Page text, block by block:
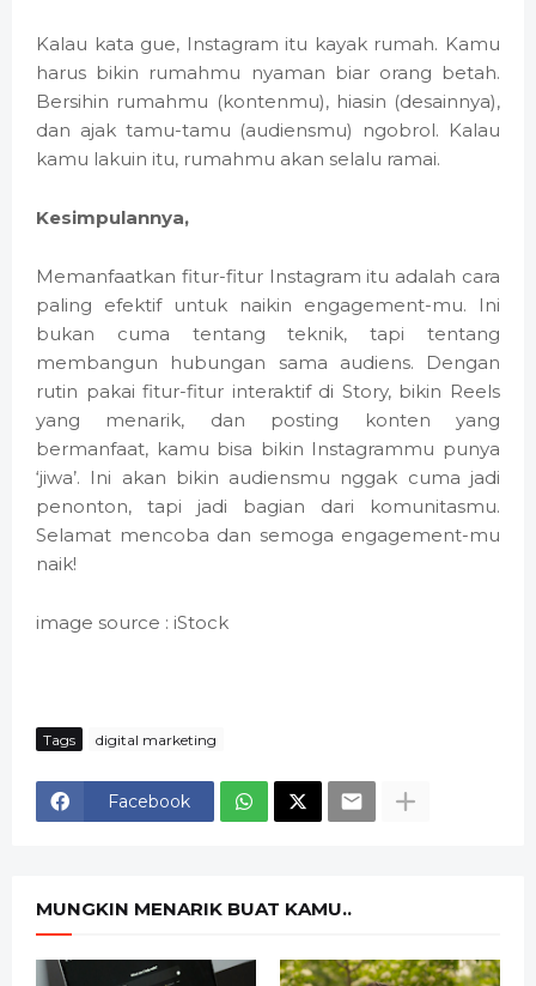
Kalau kata gue, Instagram itu kayak rumah. Kamu
harus bikin rumahmu nyaman biar orang betah.
Bersihin rumahmu (kontenmu), hiasin (desainnya),
dan ajak tamu-tamu (audiensmu) ngobrol. Kalau
kamu lakuin itu, rumahmu akan selalu ramai.
Kesimpulannya,
Memanfaatkan fitur-fitur Instagram itu adalah cara
paling efektif untuk naikin engagement-mu. Ini
bukan cuma tentang teknik, tapi tentang
membangun hubungan sama audiens. Dengan
rutin pakai fitur-fitur interaktif di Story, bikin Reels
yang menarik, dan posting konten yang
bermanfaat, kamu bisa bikin Instagrammu punya
‘jiwa’. Ini akan bikin audiensmu nggak cuma jadi
penonton, tapi jadi bagian dari komunitasmu.
Selamat mencoba dan semoga engagement-mu
naik!
image source : iStock
Tags digital marketing
Facebook
MUNGKIN MENARIK BUAT KAMU..